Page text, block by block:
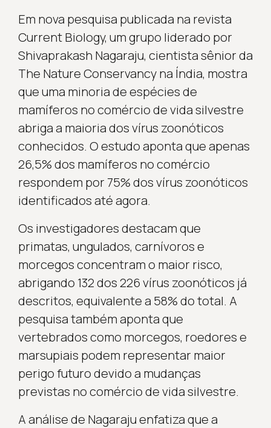
Em nova pesquisa publicada na revista
Current Biology, um grupo liderado por
Shivaprakash Nagaraju, cientista sênior da
The Nature Conservancy na Índia, mostra
que uma minoria de espécies de
mamíferos no comércio de vida silvestre
abriga a maioria dos vírus zoonóticos
conhecidos. O estudo aponta que apenas
26,5% dos mamíferos no comércio
respondem por 75% dos vírus zoonóticos
identificados até agora.
Os investigadores destacam que
primatas, ungulados, carnívoros e
morcegos concentram o maior risco,
abrigando 132 dos 226 vírus zoonóticos já
descritos, equivalente a 58% do total. A
pesquisa também aponta que
vertebrados como morcegos, roedores e
marsupiais podem representar maior
perigo futuro devido a mudanças
previstas no comércio de vida silvestre.
A análise de Nagaraju enfatiza que a